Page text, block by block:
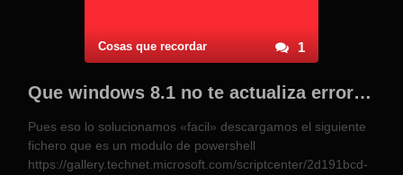
Cosas que recordar 1
Que windows 8.1 no te actualiza error 8024A008
Pues eso lo solucionamos «facil» descargamos el siguiente
fichero que es un modulo de powershell
https://gallery.technet.microsoft.com/scriptcenter/2d191bcd-